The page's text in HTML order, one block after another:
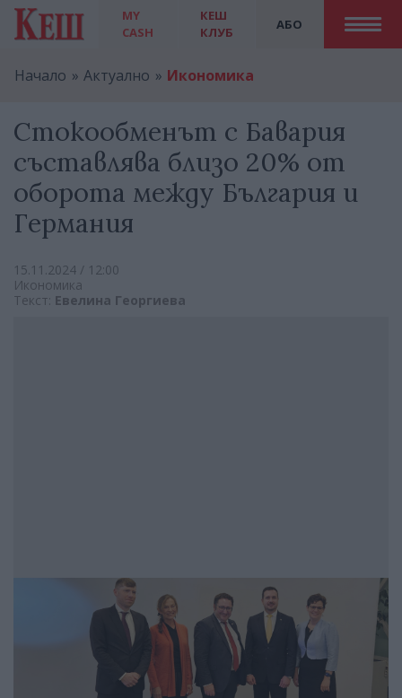
MY
CASH
АБО
КЕШ
КЛУБ
Начало Актуално Икономика
Стокообменът с Бавария
съставлява близо 20% от
оборота между България и
Германия
15.11.2024 / 12:00
Икономика
Текст: Евелина Георгиева